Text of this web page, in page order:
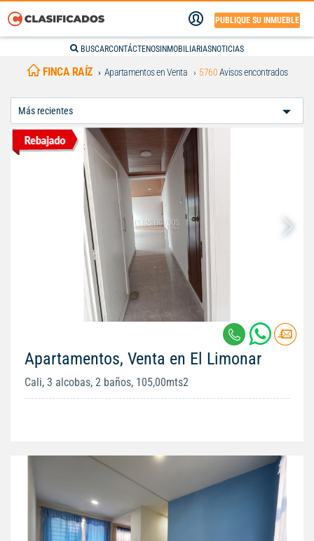
PUBLIQUE SU INMUEBLE
BUSCARCONTÁCTENOS INMOBILIARIASNOTICIAS
FINCA RAÍZ Apartamentos en Venta 5760Avisos encontrados
Apartamentos, Venta en El Limonar
Cali, 3 alcobas, 2 baños, 105,00mts2